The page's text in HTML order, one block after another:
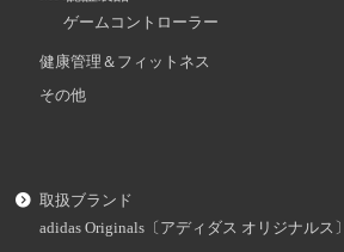
ゲームコントローラー
健康管理＆フィットネス
その他
取扱ブランド
adidas Originals〔アディダス オリジナルス〕